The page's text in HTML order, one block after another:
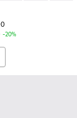
-20%